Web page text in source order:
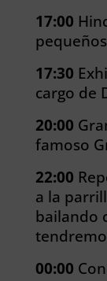
17:00
17:30
cargo de
20:00
famoso
22:00
a la
bailando
00:00